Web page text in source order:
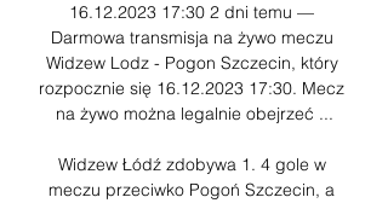
16.12.2023 17:30 2 dni temu —
Darmowa transmisja na żywo meczu
Widzew Lodz - Pogon Szczecin, który
rozpocznie się 16.12.2023 17:30. Mecz
na żywo można legalnie obejrzeć ...
Widzew Łódź zdobywa 1. 4 gole w
meczu przeciwko Pogoń Szczecin, a